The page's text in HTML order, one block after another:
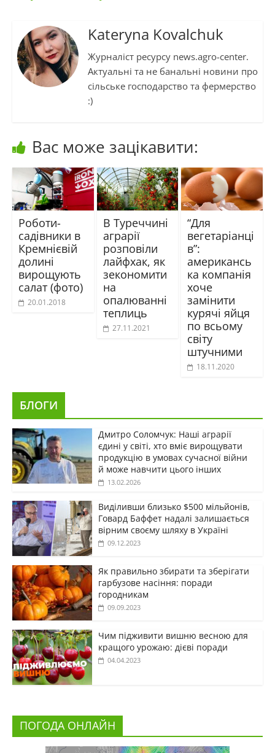
Kateryna Kovalchuk
Журналіст ресурсу news.agro-center.
Актуальні та не банальні новини про
сільське господарство та фермерство
:)
Вас може зацікавити:
Роботи-
садівники в
Кремнієвій
долині
вирощують
салат (фото)
20.01.2018
В Туреччині
аграрії
розповіли
лайфхак, як
зекономити
на
опалюванні
теплиць
27.11.2021
“Для
вегетаріанці
в”:
американсь
ка компанія
хоче
замінити
курячі яйця
по всьому
світу
штучними
18.11.2020
БЛОГИ
Дмитро Соломчук: Наші аграрії
єдині у світі, хто вміє вирощувати
продукцію в умовах сучасної війни
й може навчити цього інших
13.02.2026
Виділивши близько $500 мільйонів,
Говард Баффет надалі залишається
вірним своєму шляху в Україні
09.12.2023
Як правильно збирати та зберігати
гарбузове насіння: поради
городникам
09.09.2023
Чим підживити вишню весною для
кращого урожаю: дієві поради
04.04.2023
ПОГОДА ОНЛАЙН